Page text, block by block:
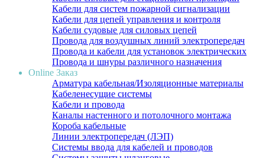
Кабели для систем пожарной сигнализации
Кабели для цепей управления и контроля
Кабели судовые для силовых цепей
Провода для воздушных линий электропередач
Провода и кабели для установок электрических
Провода и шнуры различного назначения
Online Заказ
Арматура кабельная/Изоляционные материалы
Кабеленесущие системы
Кабели и провода
Каналы настенного и потолочного монтажа
Короба кабельные
Линии электропередач (ЛЭП)
Системы ввода для кабелей и проводов